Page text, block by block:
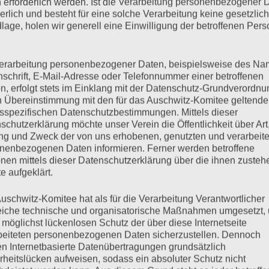
auch keine Angst vor Konsequenzen gehabt: „Da hätte ich
Neugier einen Blick in das Krematorium geworfen hat, habe er
kam er nach seinem Dienst auf dem Wachturm
befragt. Zunächst meldete sich RA Daimagülerzu
D., was er gedacht hat, wenn er nach dem Krieg Filme
zu sich selbst hergestellt habe. Bruno D. entgegnete, dass
selbst hergestellt habe. Auf die Nachfrage des Anwalts, ob er
antwortete Bruno D., dass er nie daran gedacht habe,
in der SS gewesen und wenn der Dienst auf dem Wachturm
nicht. Die Verantwortung sieht er bei anderen: „Das waren die
ich da dabei gewesen sein?“ Ob er sich mit Rassismus und
dagegen engagiert hat, wollte RA Daimagüler noch von
mehr wissen wollte“. Bruno D. fragte: „Wie sollte ich etwas
und nach dem Krieg habe niemand Nachteile durch sein
und besteht für eine solche Verarbeitung keine
holen wir generell eine Einwilligung der betroffenen
personenbezogener Daten, beispielsweise des
E-Mail-Adresse oder Telefonnummer einer betroffenen
erfolgt stets im Einklang mit der Datenschutz-
Übereinstimmung mit den für das Auschwitz-Komitee
Datenschutzbestimmungen. Mittels dieser
möchte unser Verein die Öffentlichkeit über Art,
und Zweck der von uns erhobenen, genutzten und
Daten informieren. Ferner werden betroffene
mittels dieser Datenschutzerklärung über die ihnen
aufgeklärt.
Komitee hat als für die Verarbeitung Verantwortlicher
technische und organisatorische Maßnahmen umgesetzt,
lückenlosen Schutz der über diese Internetseite
personenbezogenen Daten sicherzustellen. Dennoch
Internetbasierte Datenübertragungen grundsätzlich
aufweisen, sodass ein absoluter Schutz nicht